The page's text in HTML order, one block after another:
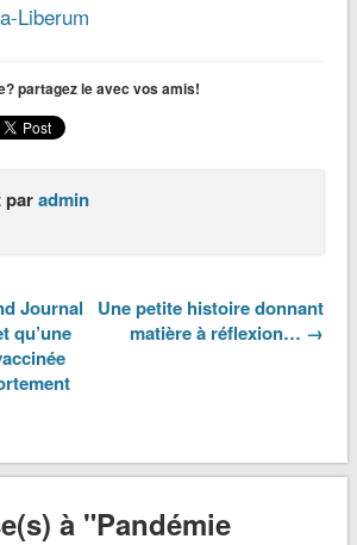
Liberum
partagez le avec vos amis!
paradmin
Journal
qu’une
Une petite histoire donnant
matière à réflexion… →
à "Pandémie